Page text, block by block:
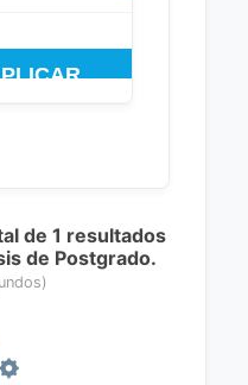
de 1 resultados
de Postgrado.